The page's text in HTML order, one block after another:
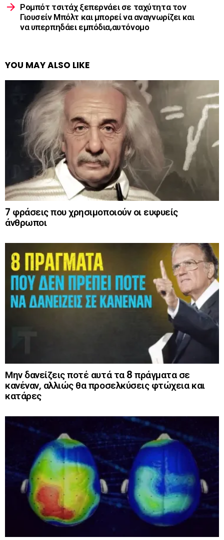
Ρομπότ τσιτάχ ξεπερνάει σε ταχύτητα τον
Γιουσείν Μπόλτ και μπορεί να αναγνωρίζει και
να υπερπηδάει εμπόδια,αυτόνομο
YOU MAY ALSO LIKE
7 φράσεις που χρησιμοποιούν οι ευφυείς
άνθρωποι
Μην δανείζεις ποτέ αυτά τα 8 πράγματα σε
κανέναν, αλλιώς θα προσελκύσεις φτώχεια και
κατάρες